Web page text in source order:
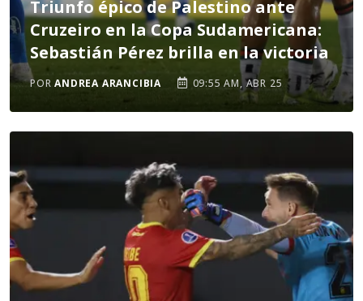
Triunfo épico de Palestino ante
Cruzeiro en la Copa Sudamericana:
Sebastián Pérez brilla en la victoria
PORANDREA ARANCIBIA 09:55 AM, ABR 25